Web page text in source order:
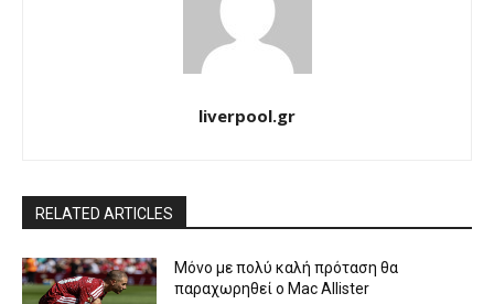
liverpool.gr
RELATED ARTICLES
Μόνο με πολύ καλή πρόταση θα
παραχωρηθεί ο Mac Allister